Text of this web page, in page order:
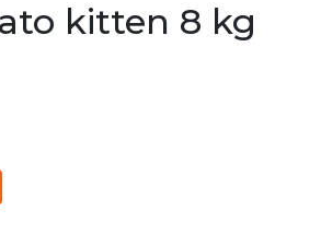
kitten 8 kg